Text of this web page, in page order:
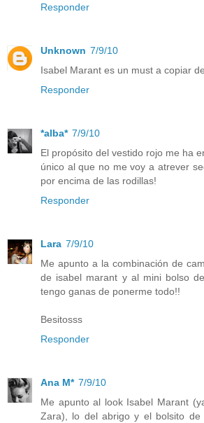
Responder
Unknown 7/9/10
Isabel Marant es un must a copiar
Responder
*alba* 7/9/10
El propósito del vestido rojo me ha
único al que no me voy a atrever
por encima de las rodillas!
Responder
Lara 7/9/10
Me apunto a la combinación de
de isabel marant y al mini bolso
tengo ganas de ponerme todo!!
Besitosss
Responder
Ana M* 7/9/10
Me apunto al look Isabel Marant
Zara), lo del abrigo y el bolsito de